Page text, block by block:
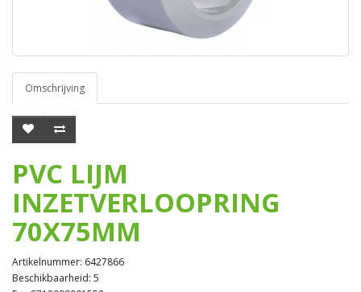
Omschrijving
PVC LIJM
INZETVERLOOPRING
70X75MM
Artikelnummer: 6427866
Beschikbaarheid: 5